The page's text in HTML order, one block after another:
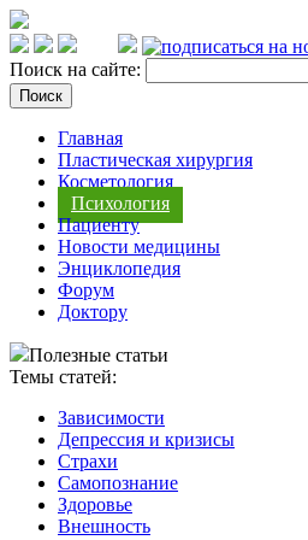
Поиск на сайте:
Главная
Пластическая хирургия
Косметология
Психология
Пациенту
Новости медицины
Энциклопедия
Форум
Доктору
Полезные статьи
Темы статей:
Зависимости
Депрессия и кризисы
Страхи
Самопознание
Здоровье
Внешность